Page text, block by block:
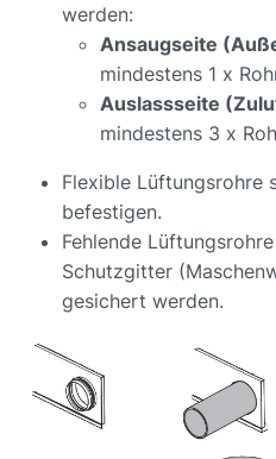
werden:
Ansaugseite
mindestens 1 x
Auslassseite
mindestens 3 x
Flexible Lüftungsrohre
befestigen.
Fehlende
Schutzgitter
gesichert werden.